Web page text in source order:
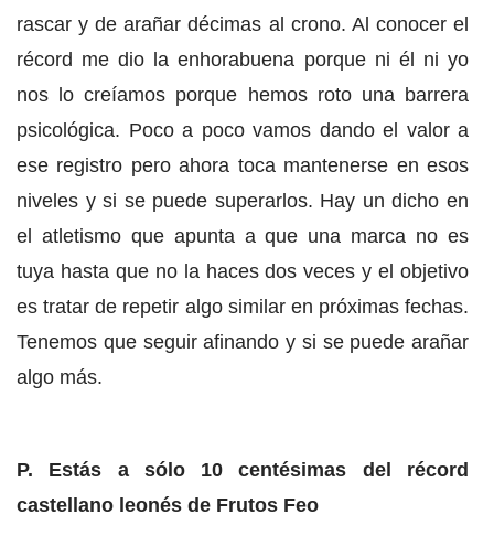
rascar y de arañar décimas al crono. Al conocer el
récord me dio la enhorabuena porque ni él ni yo
nos lo creíamos porque hemos roto una barrera
psicológica. Poco a poco vamos dando el valor a
ese registro pero ahora toca mantenerse en esos
niveles y si se puede superarlos. Hay un dicho en
el atletismo que apunta a que una marca no es
tuya hasta que no la haces dos veces y el objetivo
es tratar de repetir algo similar en próximas fechas.
Tenemos que seguir afinando y si se puede arañar
algo más.
P. Estás a sólo 10 centésimas del récord
castellano leonés de Frutos Feo